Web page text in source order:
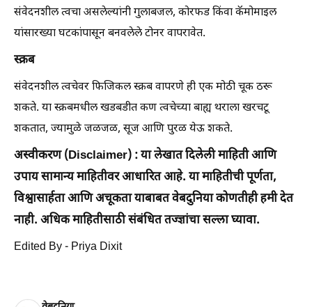
संवेदनशील त्वचा असलेल्यांनी गुलाबजल, कोरफड किंवा कॅमोमाइल
यांसारख्या घटकांपासून बनवलेले टोनर वापरावेत.
स्क्रब
संवेदनशील त्वचेवर फिजिकल स्क्रब वापरणे ही एक मोठी चूक ठरू
शकते. या स्क्रबमधील खडबडीत कण त्वचेच्या बाह्य थराला खरचटू
शकतात, ज्यामुळे जळजळ, सूज आणि पुरळ येऊ शकते.
अस्वीकरण (Disclaimer) : या लेखात दिलेली माहिती आणि
उपाय सामान्य माहितीवर आधारित आहे. या माहितीची पूर्णता,
विश्वासार्हता आणि अचूकता याबाबत वेबदुनिया कोणतीही हमी देत ​​
नाही. अधिक माहितीसाठी संबंधित तज्ज्ञांचा सल्ला घ्यावा.
Edited By - Priya Dixit